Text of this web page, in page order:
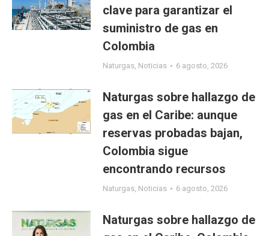
clave para garantizar el
suministro de gas en
Colombia
Naturgas, Noticias 6 agosto, 2026
Naturgas sobre hallazgo de
gas en el Caribe: aunque
reservas probadas bajan,
Colombia sigue
encontrando recursos
Naturgas, Noticias 6 agosto, 2026
Naturgas sobre hallazgo de